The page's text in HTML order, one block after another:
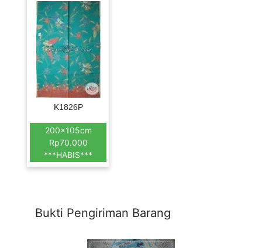
K1826P
200x105cm
Rp70.000
***HABIS***
Bukti Pengiriman Barang